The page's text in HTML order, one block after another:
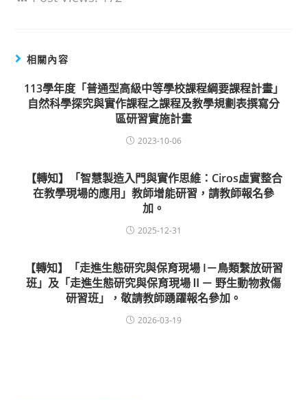
相關內容
113學年度「普通型高級中等學校課程綱要課程計畫」
自然科學探究與實作課程之課程及教學規劃表撰寫分
區研習實施計畫
2023-10-06
【轉知】「智慧製造入門與實作思維：Ciros虛實整合
在教學現場的應用」教師增能研習，請教師報名參
加。
2025-12-31
【轉知】「走進生態研究與保育現場 I－鳥類繫放研習
班」及「走進生態研究與保育現場Ⅱ－ 野生動物救傷
研習班」，敬請教師踴躍報名參加。
2026-03-19